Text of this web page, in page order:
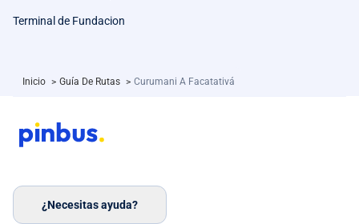
Terminal de Fundacion
Inicio > Guía De Rutas > Curumani A Facatativá
¿Necesitas ayuda?